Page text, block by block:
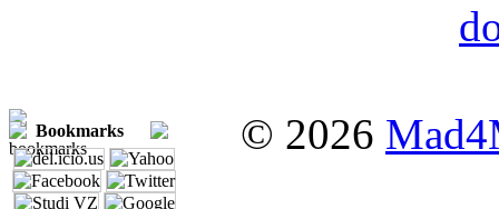
Bookmarks © 2026